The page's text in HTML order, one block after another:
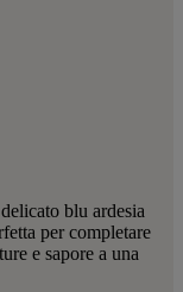
blu ardesia
per completare
e sapore a una